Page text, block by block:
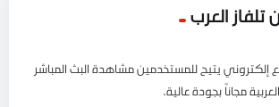
تلفاز العرب
يتيح للمستخدمين مشاهدة البث المباشر
مجاناً بجودة عالية.